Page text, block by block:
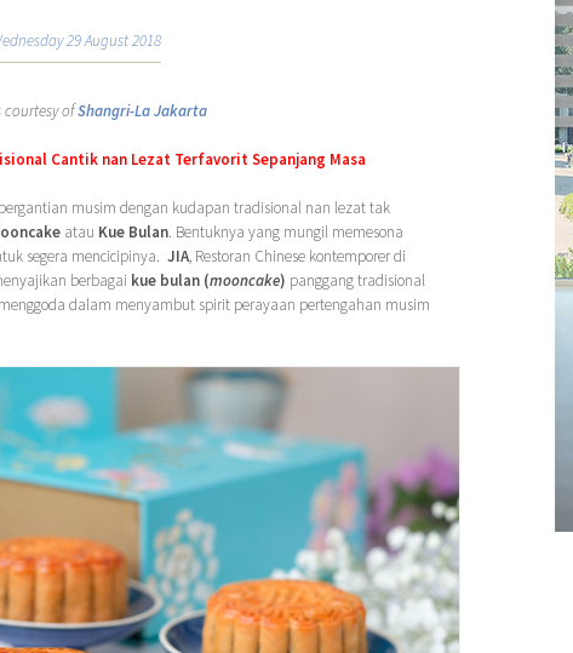
29 August 2018
courtesy ofShangri-La Jakarta
Cantik nan Lezat Terfavorit Sepanjang Masa
musim dengan kudapan tradisional nan lezat tak
atau Kue Bulan. Bentuknya yang mungil memesona
segera mencicipinya. JIA, Restoran Chinese kontemporer di
berbagai kue bulan (mooncake) panggang tradisional
dalam menyambut spirit perayaan pertengahan musim